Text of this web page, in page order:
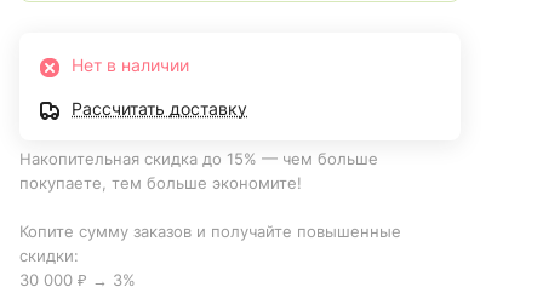
Нет в наличии
Рассчитать доставку
Накопительная скидка до 15% — чем больше
покупаете, тем больше экономите!
Копите сумму заказов и получайте повышенные
скидки:
30 000 ₽ → 3%